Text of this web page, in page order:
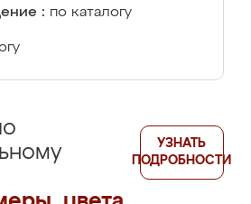
: по каталогу
УЗНАТЬ
ПОДРОБНОСТИ